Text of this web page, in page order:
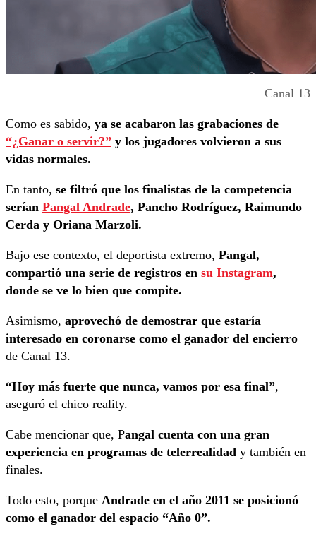
Canal 13
Como es sabido, ya se acabaron las grabaciones de
“¿Ganar o servir?” y los jugadores volvieron a sus
vidas normales.
En tanto, se filtró que los finalistas de la competencia
serían Pangal Andrade, Pancho Rodríguez, Raimundo
Cerda y Oriana Marzoli.
Bajo ese contexto, el deportista extremo, Pangal,
compartió una serie de registros en su Instagram,
donde se ve lo bien que compite.
Asimismo, aprovechó de demostrar que estaría
interesado en coronarse como el ganador del encierro
de Canal 13.
“Hoy más fuerte que nunca, vamos por esa final”,
aseguró el chico reality.
Cabe mencionar que, Pangal cuenta con una gran
experiencia en programas de telerrealidad y también en
finales.
Todo esto, porque Andrade en el año 2011 se posicionó
como el ganador del espacio “Año 0”.